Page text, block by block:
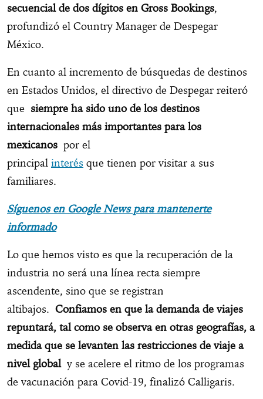
secuencial de dos dígitos en Gross Bookings,
profundizó el Country Manager de Despegar
México.
En cuanto al incremento de búsquedas de destinos
en Estados Unidos, el directivo de Despegar reiteró
que siempre ha sido uno de los destinos
internacionales más importantes para los
mexicanos por el
principal interés que tienen por visitar a sus
familiares.
Síguenos en Google News para mantenerte
informado
Lo que hemos visto es que la recuperación de la
industria no será una línea recta siempre
ascendente, sino que se registran
altibajos. Confiamos en que la demanda de viajes
repuntará, tal como se observa en otras geografías, a
medida que se levanten las restricciones de viaje a
nivel global y se acelere el ritmo de los programas
de vacunación para Covid-19, finalizó Calligaris.